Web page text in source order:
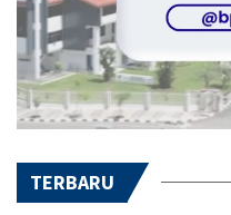
TERBARU